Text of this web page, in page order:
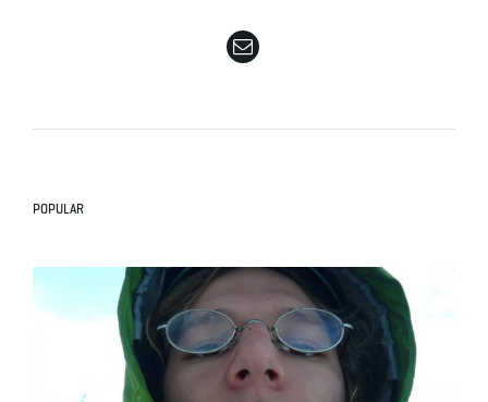
n
POPULAR